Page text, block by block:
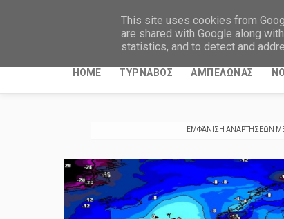
ΤΥΡΝΑΒΙΤΙΚΑ ΝΕΑ
HOME ΤΥΡΝΑΒΟΣ ΑΜΠΕΛΩΝΑΣ
ΕΜΦΆΝΙΣΗ ΑΝΑΡΤΉΣΕΩΝ ΜΕ
This site uses cookies from
are shared with Google along
statistics, and to detect and